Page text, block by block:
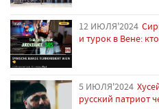
12 ИЮЛЯ'2024
и турок в Вене:
5 ИЮЛЯ'2024
русский патриот